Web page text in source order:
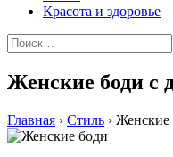
Красота и здоровье
Найти:
Женские боди с
Главная › Стиль › Женские